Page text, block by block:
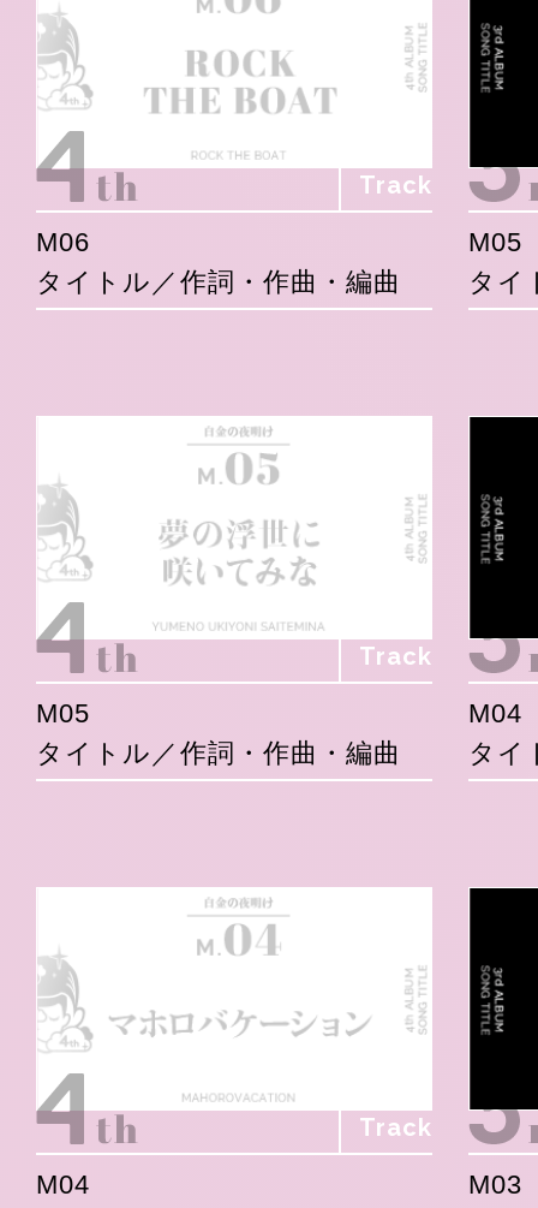
Track
M06
タイトル／作詞・作曲・編曲
M05
タイ
Track
M05
タイトル／作詞・作曲・編曲
M04
タイ
Track
M04
M03